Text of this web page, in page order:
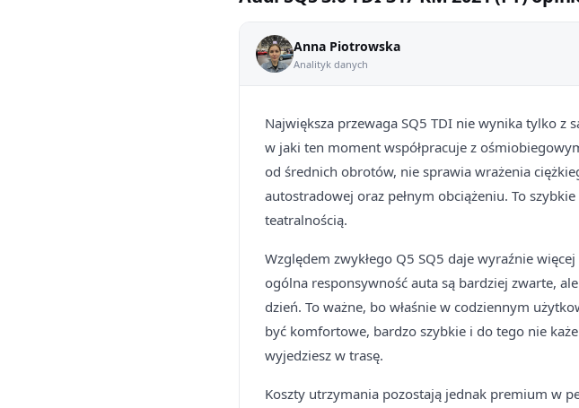
Anna Piotrowska
Analityk danych
Największa przewaga SQ5 TDI nie wynika tylko z
w jaki ten moment współpracuje z
od średnich obrotów, nie sprawia wrażenia
autostradowej oraz pełnym obciążeniu. To
teatralnością.
Względem zwykłego Q5 SQ5 daje wyraźnie
ogólna responsywność auta są bardziej zwarte,
dzień. To ważne, bo właśnie w codziennym
być komfortowe, bardzo szybkie i do tego nie
wyjedziesz w trasę.
Koszty utrzymania pozostają jednak premium w